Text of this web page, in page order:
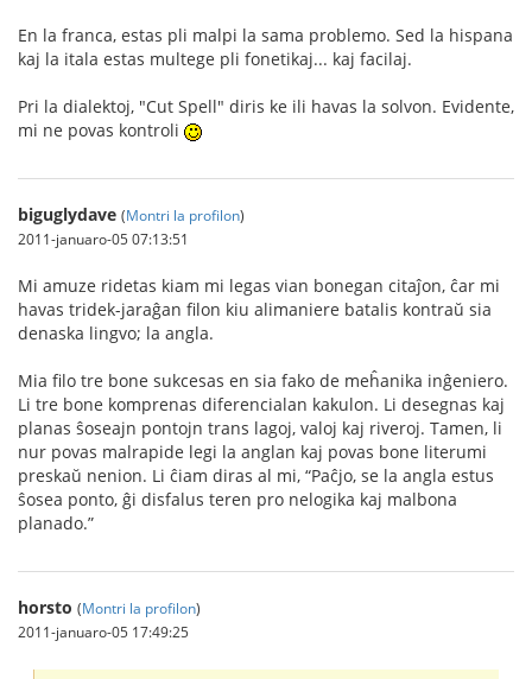
En la franca, estas pli malpi la sama problemo. Sed la hispana
kaj la itala estas multege pli fonetikaj... kaj facilaj.
Pri la dialektoj, "Cut Spell" diris ke ili havas la solvon. Evidente,
mi ne povas kontroli
biguglydave (Montri la profilon)
2011-januaro-05 07:13:51
Mi amuze ridetas kiam mi legas vian bonegan citaĵon, ĉar mi
havas tridek-jaraĝan filon kiu alimaniere batalis kontraŭ sia
denaska lingvo; la angla.
Mia filo tre bone sukcesas en sia fako de meĥanika inĝeniero.
Li tre bone komprenas diferencialan kakulon. Li desegnas kaj
planas ŝoseajn pontojn trans lagoj, valoj kaj riveroj. Tamen, li
nur povas malrapide legi la anglan kaj povas bone literumi
preskaŭ nenion. Li ĉiam diras al mi, “Paĉjo, se la angla estus
ŝosea ponto, ĝi disfalus teren pro nelogika kaj malbona
planado.”
horsto (Montri la profilon)
2011-januaro-05 17:49:25